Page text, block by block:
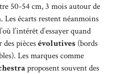
50-54 cm, 3 mois autour de
Les écarts restent néanmoins
l’intérêt d’essayer quand
des piècesévolutives (bords
Les marques comme
proposent souvent des